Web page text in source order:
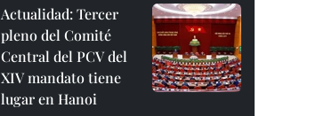
Actualidad: Tercer
pleno del Comité
Central del PCV del
XIV mandato tiene
lugar en Hanoi